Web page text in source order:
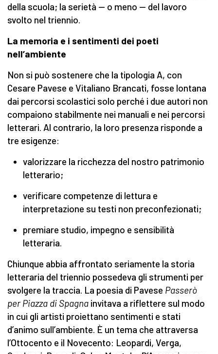
della scuola; la serietà — o meno — del lavoro
svolto nel triennio.
La memoria e i sentimenti dei poeti
nell’ambiente
Non si può sostenere che la tipologia A, con
Cesare Pavese e Vitaliano Brancati, fosse lontana
dai percorsi scolastici solo perché i due autori non
compaiono stabilmente nei manuali e nei percorsi
letterari. Al contrario, la loro presenza risponde a
tre esigenze:
valorizzare la ricchezza del nostro patrimonio
letterario;
verificare competenze di lettura e
interpretazione su testi non preconfezionati;
premiare studio, impegno e sensibilità
letteraria.
Chiunque abbia affrontato seriamente la storia
letteraria del triennio possedeva gli strumenti per
svolgere la traccia. La poesia di Pavese Passerò
per Piazza di Spagna invitava a riflettere sul modo
in cui gli artisti proiettano sentimenti e stati
d’animo sull’ambiente. È un tema che attraversa
l’Ottocento e il Novecento: Leopardi, Verga,